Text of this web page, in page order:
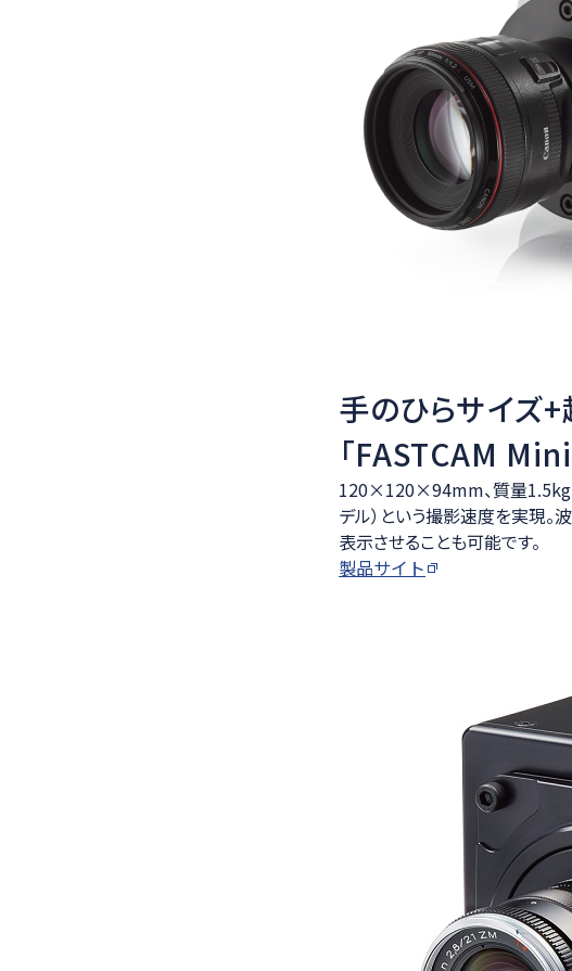
手のひらサイズ
「FASTCAM Mini
120×120×94mm、質量1.5kg
デル）という撮影速度を実現。
表示させることも可能です。
製品サイト